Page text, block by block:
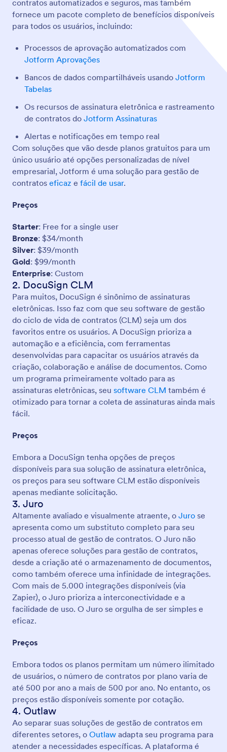
contratos automatizados e seguros, mas também
fornece um pacote completo de benefícios disponíveis
para todos os usuários, incluindo:
Processos de aprovação automatizados com
Jotform Aprovações
Bancos de dados compartilháveis usando Jotform
Tabelas
Os recursos de assinatura eletrônica e rastreamento
de contratos do Jotform Assinaturas
Alertas e notificações em tempo real
Com soluções que vão desde planos gratuitos para um
único usuário até opções personalizadas de nível
empresarial, Jotform é uma solução para gestão de
contratos eficaz e fácil de usar.
Preços
Starter: Free for a single user
Bronze: $34/month
Silver: $39/month
Gold: $99/month
Enterprise: Custom
2. DocuSign CLM
Para muitos, DocuSign é sinônimo de assinaturas
eletrônicas. Isso faz com que seu software de gestão
do ciclo de vida de contratos (CLM) seja um dos
favoritos entre os usuários. A DocuSign prioriza a
automação e a eficiência, com ferramentas
desenvolvidas para capacitar os usuários através da
criação, colaboração e análise de documentos. Como
um programa primeiramente voltado para as
assinaturas eletrônicas, seu software CLM também é
otimizado para tornar a coleta de assinaturas ainda mais
fácil.
Preços
Embora a DocuSign tenha opções de preços
disponíveis para sua solução de assinatura eletrônica,
os preços para seu software CLM estão disponíveis
apenas mediante solicitação.
3. Juro
Altamente avaliado e visualmente atraente, o Juro se
apresenta como um substituto completo para seu
processo atual de gestão de contratos. O Juro não
apenas oferece soluções para gestão de contratos,
desde a criação até o armazenamento de documentos,
como também oferece uma infinidade de integrações.
Com mais de 5.000 integrações disponíveis (via
Zapier), o Juro prioriza a interconectividade e a
facilidade de uso. O Juro se orgulha de ser simples e
eficaz.
Preços
Embora todos os planos permitam um número ilimitado
de usuários, o número de contratos por plano varia de
até 500 por ano a mais de 500 por ano. No entanto, os
preços estão disponíveis somente por cotação.
4. Outlaw
Ao separar suas soluções de gestão de contratos em
diferentes setores, o Outlaw adapta seu programa para
atender a necessidades específicas. A plataforma é